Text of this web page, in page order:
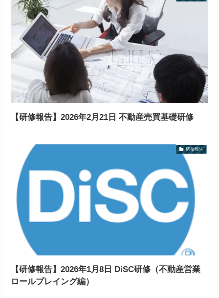
【研修報告】2026年2月21日 不動産売買基礎研修
研修報告
【研修報告】2026年1月8日 DiSC研修（不動産営業
ロールプレイング編）